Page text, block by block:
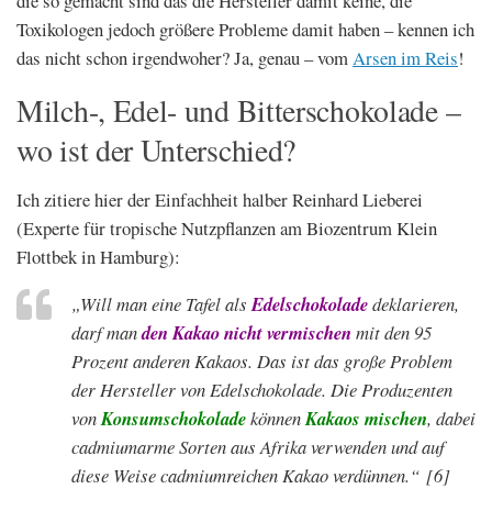
Toxikologen jedoch größere Probleme damit haben – kennen ich
das nicht schon irgendwoher? Ja, genau – vomArsen im Reis!
Milch-, Edel- und Bitterschokolade –
wo ist der Unterschied?
Ich zitiere hier der Einfachheit halber Reinhard Lieberei
(Experte für tropische Nutzpflanzen am Biozentrum Klein
Flottbek in Hamburg):
„Will man eine Tafel alsEdelschokoladedeklarieren,
darf manden Kakao nicht vermischen mit den 95
Prozent anderen Kakaos. Das ist das große Problem
der Hersteller von Edelschokolade. Die Produzenten
vonKonsumschokoladekönnenKakaos mischen, dabei
cadmiumarme Sorten aus Afrika verwenden und auf
diese Weise cadmiumreichen Kakao verdünnen.“ [6]